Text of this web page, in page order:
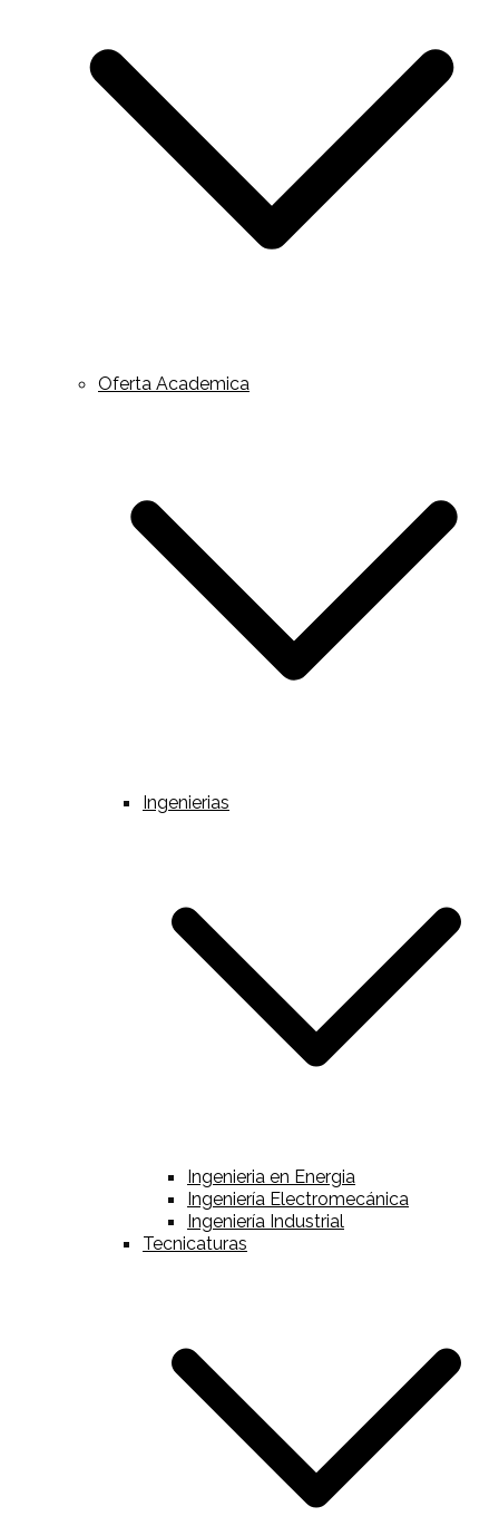
Oferta Academica
Ingenierias
Ingenieria en Energia
Ingeniería Electromecánica
Ingeniería Industrial
Tecnicaturas